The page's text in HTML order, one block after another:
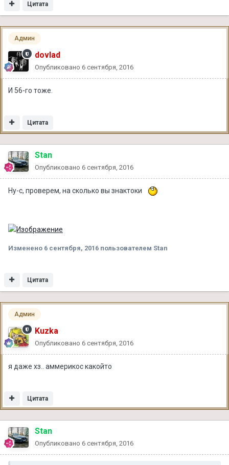
Цитата
Админ
dovlad
Опубликовано 6 сентября, 2016
И 56-го тоже.
Цитата
Stan
Опубликовано 6 сентября, 2016
Ну-с, проверем, на сколько вы знактоки
Изменено 6 сентября, 2016 пользователем Stan
Цитата
Админ
Kuzka
Опубликовано 6 сентября, 2016
я даже хз.. аммерикос какойто
Цитата
Stan
Опубликовано 6 сентября, 2016